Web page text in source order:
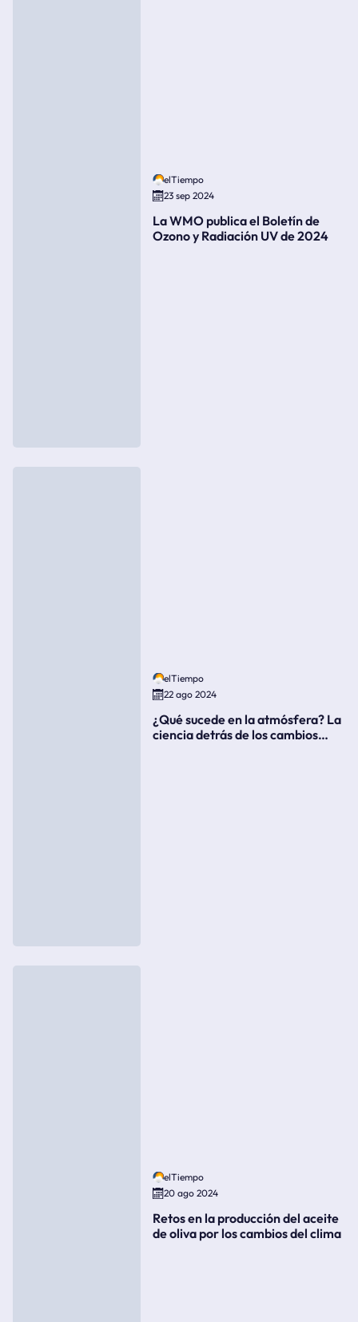
elTiempo
23 sep 2024
La WMO publica el Boletín de
Ozono y Radiación UV de 2024
elTiempo
22 ago 2024
¿Qué sucede en la atmósfera? La
ciencia detrás de los cambios
elTiempo
20 ago 2024
Retos en la producción del aceite
de oliva por los cambios del clima